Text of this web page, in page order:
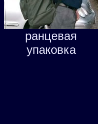
ранцевая
упаковка